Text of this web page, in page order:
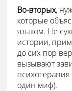
Во-вторых,
которые
языком. Не
истории,
до сих пор
вызывают
один миф).